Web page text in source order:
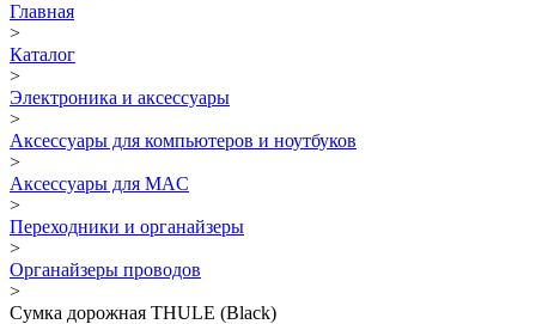
Главная
>
Каталог
>
Электроника и аксессуары
>
Аксессуары для компьютеров и ноутбуков
>
Аксессуары для MAC
>
Переходники и органайзеры
>
Органайзеры проводов
>
Сумка дорожная THULE (Black)